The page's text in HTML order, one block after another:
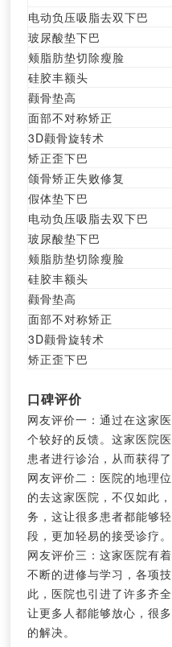
电动负压吸脂去双下巴
玻尿酸垫下巴
颊脂肪垫切除瘦脸
硅胶丰额头
颧骨垫高
面部不对称矫正
3D颧骨旋转术
矫正歪下巴
颌骨矫正失败修复
假体垫下巴
电动负压吸脂去双下巴
玻尿酸垫下巴
颊脂肪垫切除瘦脸
硅胶丰额头
颧骨垫高
面部不对称矫正
3D颧骨旋转术
矫正歪下巴
口碑评价
网友评价一：通过在这家
个较好的反馈。这家医院
患者进行诊治，从而获得了
网友评价二：医院的地理
的去这家医院，不仅如此
务，这让很多患者都能够
段，更加轻易的接受诊疗。
网友评价三：这家医院有
不断的进修与学习，各项
此，医院也引进了许多齐
让更多人都能够放心，很
的解决。